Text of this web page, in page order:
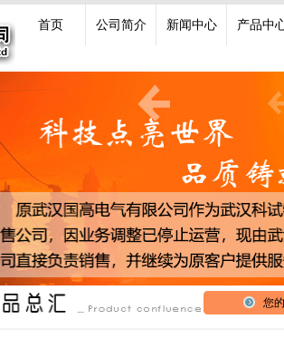
首页 公司简介 新闻中心 产品中
您